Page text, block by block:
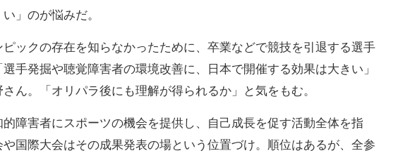
」のが悩みだ。
ックの存在を知らなかったために、卒業などで競技を引退する選手
選手発掘や聴覚障害者の環境改善に、日本で開催する効果は大きい」
さん。「オリパラ後にも理解が得られるか」と気をもむ。
障害者にスポーツの機会を提供し、自己成長を促す活動全体を指
や国際大会はその成果発表の場という位置づけ。順位はあるが、全参